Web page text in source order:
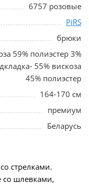
6757 розовые
PiRS
брюки
59% полиэстер 3%
55% вискоза
45% полиэстер
164-170 см
премиум
Беларусь
стрелками.
со шлевками,